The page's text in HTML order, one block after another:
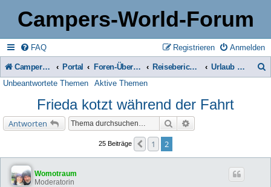
Campers-World-Forum
FAQ Anmelden
Registrieren
Campers-World-Forum Portal Foren-Übersicht Reiseberichte & Reisetipps, Stell- & Campingplätze Urlaub mit Tieren
Unbeantwortete Themen Aktive Themen
Frieda kotzt während der Fahrt
Antworten Suche
25 Beiträge Vorherige
1 2
Womotraum
Moderatorin